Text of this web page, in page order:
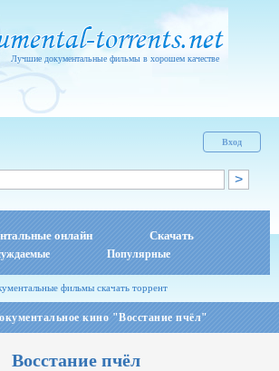
Лучшие документальные фильмы в хорошем качестве
Вход
онлайн Скачать
Популярные
фильмы скачать торрент
кино "Восстание пчёл"
Восстание пчёл